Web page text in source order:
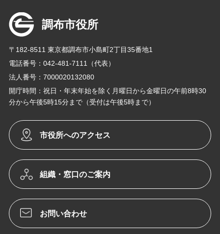
調布市役所
〒182-8511 東京都調布市小島町2丁目35番地1
電話番号：042-481-7111（代表）
法人番号：7000020132080
開庁時間：祝日・年末年始を除く月曜日から金曜日の午前8時30
分から午後5時15分まで（受付は午後5時まで）
市役所へのアクセス
組織・窓口のご案内
お問い合わせ